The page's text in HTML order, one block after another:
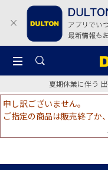
夏期休業に伴う
申し訳ございません。
ご指定の商品は販売終了か